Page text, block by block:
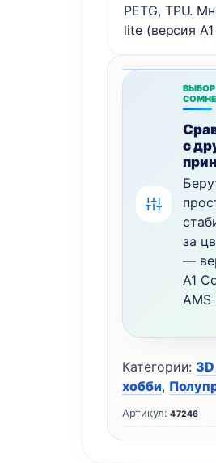
PETG, TPU.
lite (версия
ВЫБОР
с
за
—
A1
AMS
Артикул:47246
Категории:
хобби,